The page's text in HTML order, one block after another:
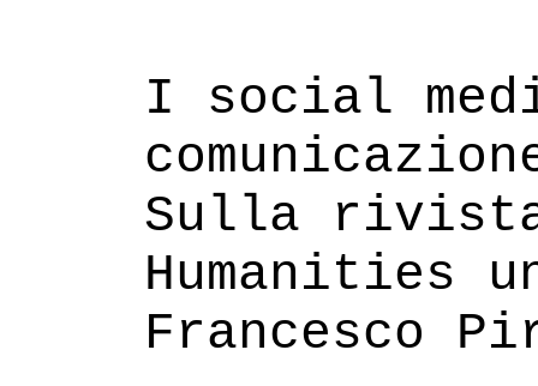
I social
Sulla
Humanities
Francesco